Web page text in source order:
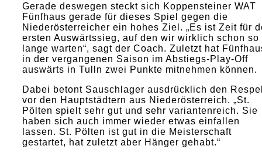
Gerade deswegen steckt sich Koppensteiner WAT
Fünfhaus gerade für dieses Spiel gegen die
Niederösterreicher ein hohes Ziel. „Es ist Zeit für
ersten Auswärtssieg, auf den wir wirklich schon so
lange warten“, sagt der Coach. Zuletzt hat
in der vergangenen Saison im Abstiegs-Play-Off
auswärts in Tulln zwei Punkte mitnehmen können.
Dabei betont Sauschlager ausdrücklich den
vor den Hauptstädtern aus Niederösterreich. „St.
Pölten spielt sehr gut und sehr variantenreich. Sie
haben sich auch immer wieder etwas einfallen
lassen. St. Pölten ist gut in die Meisterschaft
gestartet, hat zuletzt aber Hänger gehabt.“